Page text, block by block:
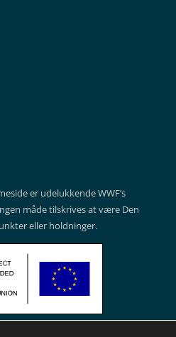
er udelukkende WWF’s
måde tilskrives at være Den
eller holdninger.